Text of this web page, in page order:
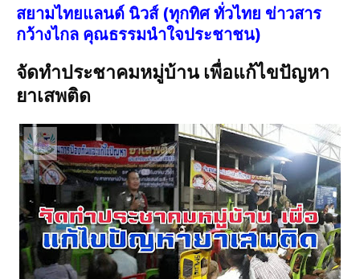
สยามไทยแลนด์ นิวส์ (ทุกทิศ ทั่วไทย ข่าวสาร
กว้างไกล คุณธรรมนำใจประชาชน)
จัดทำประชาคมหมู่บ้าน เพื่อแก้ไขปัญหา
ยาเสพติด